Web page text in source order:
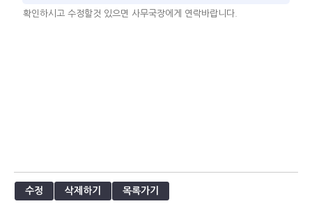
확인하시고 수정할것 있으면 사무국장에게 연락바랍니다.
수정 삭제하기 목록가기